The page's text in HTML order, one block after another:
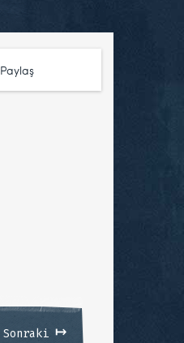
Paylaş
Sonraki ↦